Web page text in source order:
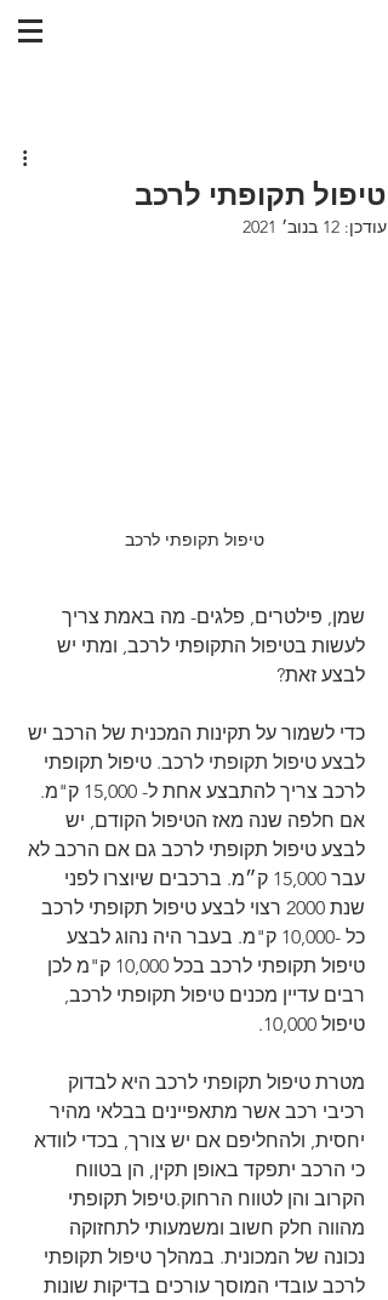
טיפול תקופתי לרכב
עודכן: 12 בנוב׳ 2021
טיפול תקופתי לרכב
שמן, פילטרים, פלגים- מה באמת צריך
לעשות בטיפול התקופתי לרכב, ומתי יש
לבצע זאת?
כדי לשמור על תקינות המכנית של הרכב יש
לבצע טיפול תקופתי לרכב. טיפול תקופתי
לרכב צריך להתבצע אחת ל- 15,000 ק"מ.
אם חלפה שנה מאז הטיפול הקודם, יש
לבצע טיפול תקופתי לרכב גם אם הרכב לא
עבר 15,000 ק״מ. ברכבים שיוצרו לפני
שנת 2000 רצוי לבצע טיפול תקופתי לרכב
כל -10,000 ק"מ. בעבר היה נהוג לבצע
טיפול תקופתי לרכב בכל 10,000 ק"מ לכן
רבים עדיין מכנים טיפול תקופתי לרכב,
טיפול 10,000.
מטרת טיפול תקופתי לרכב היא לבדוק
רכיבי רכב אשר מתאפיינים בבלאי מהיר
יחסית, ולהחליפם אם יש צורך, בכדי לוודא
כי הרכב יתפקד באופן תקין, הן בטווח
הקרוב והן לטווח הרחוק.טיפול תקופתי
מהווה חלק חשוב ומשמעותי לתחזוקה
נכונה של המכונית. במהלך טיפול תקופתי
לרכב עובדי המוסך עורכים בדיקות שונות